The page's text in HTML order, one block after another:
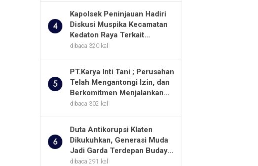
4
Kapolsek Peninjauan Hadiri
Diskusi Muspika Kecamatan
Kedaton Raya Terkait
Sengketa Lahan Kelompok
dibaca 320 kali
5
PT.Karya Inti Tani ; Perusahan
Telah Mengantongi Izin, dan
Berkomitmen Menjalankan
Aturan Yang Berlaku
dibaca 302 kali
6
Duta Antikorupsi Klaten
Dikukuhkan, Generasi Muda
Jadi Garda Terdepan Budaya
Integritas
dibaca 291 kali